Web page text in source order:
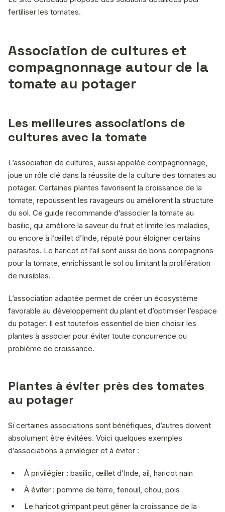
fertiliser les tomates.
Association de cultures et
compagnonnage autour de la
tomate au potager
Les meilleures associations de
cultures avec la tomate
L’association de cultures, aussi appelée compagnonnage,
joue un rôle clé dans la réussite de la culture des tomates au
potager. Certaines plantes favorisent la croissance de la
tomate, repoussent les ravageurs ou améliorent la structure
du sol. Ce guide recommande d’associer la tomate au
basilic, qui améliore la saveur du fruit et limite les maladies,
ou encore à l’œillet d’Inde, réputé pour éloigner certains
parasites. Le haricot et l’ail sont aussi de bons compagnons
pour la tomate, enrichissant le sol ou limitant la prolifération
de nuisibles.
L’association adaptée permet de créer un écosystème
favorable au développement du plant et d’optimiser l’espace
du potager. Il est toutefois essentiel de bien choisir les
plantes à associer pour éviter toute concurrence ou
problème de croissance.
Plantes à éviter près des tomates
au potager
Si certaines associations sont bénéfiques, d’autres doivent
absolument être évitées. Voici quelques exemples
d’associations à privilégier et à éviter :
À privilégier : basilic, œillet d’Inde, ail, haricot nain
À éviter : pomme de terre, fenouil, chou, pois
Le haricot grimpant peut gêner la croissance de la